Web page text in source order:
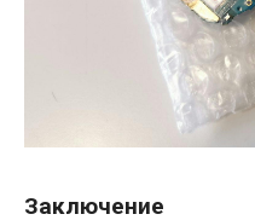
Заключение